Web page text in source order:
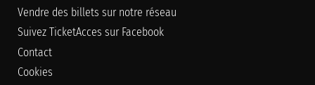
Vendre des billets sur notre réseau
Suivez TicketAcces sur Facebook
Contact
Cookies